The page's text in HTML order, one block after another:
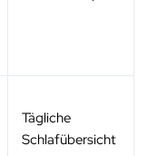
Tägliche
Schlafübersicht